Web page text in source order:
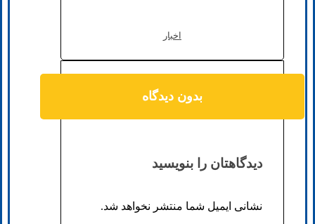
اخبار
بدون دیدگاه
دیدگاهتان را بنویسید
نشانی ایمیل شما منتشر نخواهد شد.